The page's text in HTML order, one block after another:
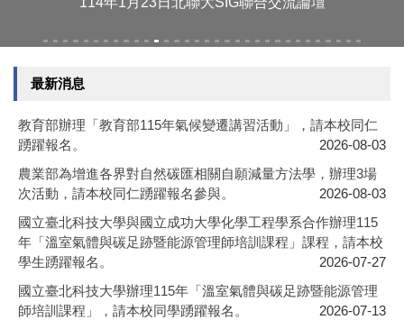
最新消息
教育部辦理「教育部115年氣候變遷講習活動」，請本校同仁
踴躍報名。
2026-08-03
農業部為增進各界對自然碳匯相關自願減量方法學，辦理3場
次活動，請本校同仁踴躍報名參與。
2026-08-03
國立臺北科技大學與國立成功大學化學工程學系合作辦理115
年「溫室氣體與碳足跡暨能源管理師培訓課程」課程，請本校
學生踴躍報名。
2026-07-27
國立臺北科技大學辦理115年「溫室氣體與碳足跡暨能源管理
師培訓課程」，請本校同學踴躍報名。
2026-07-13